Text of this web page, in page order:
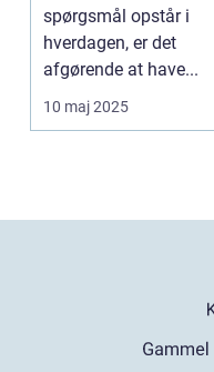
spørgsmål opstår i
hverdagen, er det
afgørende at have...
10 maj 2025